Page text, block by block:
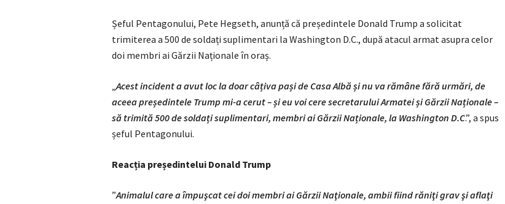
Șeful Pentagonului, Pete Hegseth, anunță că președintele Donald Trump a solicitat
trimiterea a 500 de soldați suplimentari la Washington D.C., după atacul armat asupra celor
doi membri ai Gărzii Naționale în oraș.
„Acest incident a avut loc la doar câțiva pași de Casa Albă și nu va rămâne fără urmări, de
aceea președintele Trump mi-a cerut – și eu voi cere secretarului Armatei și Gărzii Naționale –
să trimită 500 de soldați suplimentari, membri ai Gărzii Naționale, la Washington D.C.”, a spus
șeful Pentagonului.
Reacția președintelui Donald Trump
”Animalul care a împuşcat cei doi membri ai Gărzii Naţionale, ambii fiind răniţi grav şi aflaţi